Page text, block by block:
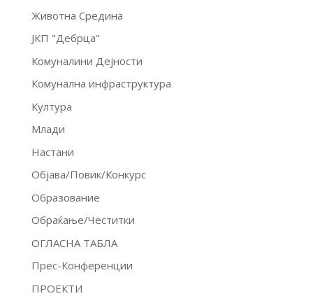
Животна Средина
ЈКП "Дебрца"
Комуналини Дејности
Комунална инфраструктура
Култура
Млади
Настани
Објава/Повик/Конкурс
Образование
Обраќање/Честитки
ОГЛАСНА ТАБЛА
Прес-Конференции
ПРОЕКТИ